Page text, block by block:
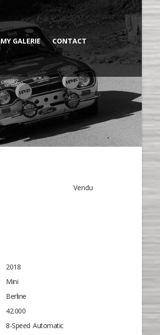
MY GALERIE CONTACT
Vendu
2018
Mini
Berline
42.000
8-Speed Automatic